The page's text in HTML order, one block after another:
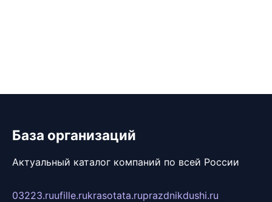
База организаций
Актуальный каталог компаний по всей России
03223.ruufille.rukrasotata.ruprazdnikdushi.ru